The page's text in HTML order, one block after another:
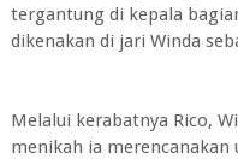
tergantung di kepala
dikenakan di jari Winda
Melalui kerabatnya Rico,
menikah ia merencanakan